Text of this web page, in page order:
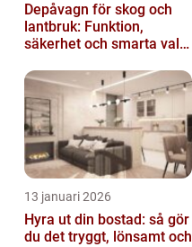
Depåvagn för skog och
lantbruk: Funktion,
säkerhet och smarta val
13 januari 2026
Hyra ut din bostad: så gör
du det tryggt, lönsamt och